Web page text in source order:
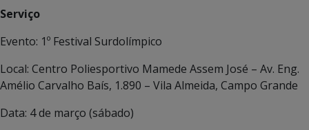
Serviço
Evento: 1º Festival Surdolímpico
Local: Centro Poliesportivo Mamede Assem José – Av. Eng.
Amélio Carvalho Baís, 1.890 – Vila Almeida, Campo Grande
Data: 4 de março (sábado)